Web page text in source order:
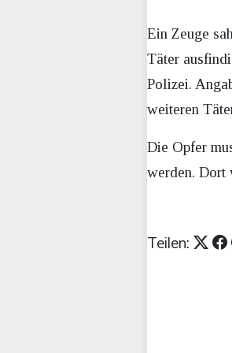
Ein Zeuge
Täter
Polizei.
weiteren
Die Opfer
werden. Dort
Teilen: